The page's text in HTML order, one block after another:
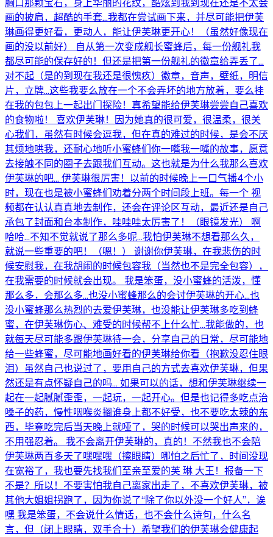
胸口那颗宝石，身上华丽的花纹，酷炫到我到现在还是不太会
画的披肩，超酷的手套…我都在尝试画下来，并尽可能把伊芙
琳画得更好看，更动人，能让伊芙琳更开心！（虽然好像现在
画的没以前好） 自从第一次变成舰长蜜蜂后，每一份舰礼我
都尽可能的保存好的！但还是把第一份舰礼的徽章给弄丢了…
对不起（是的到现在我还是很愧疚）徽章，音声，壁纸，明信
片，立牌…这些我要么放在一个不会弄坏的地方放着，要么挂
在我的包包上一起出门探险！真希望能给伊芙琳尝尝自己喜欢
的食物啦！ 喜欢伊芙琳！因为她真的很可爱，很温柔，很关
心我们，虽然有时候会逗我，但在真的难过的时候，是会不厌
其烦地哄我，还耐心地听小蜜蜂们你一嘴我一嘴的故事，愿意
去接触不同的圈子去跟我们互动。这也就是为什么我那么喜欢
伊芙琳的吧… 伊芙琳很厉害！以前的时候晚上一口气播4个小
时，现在也是被小蜜蜂们劝着分两个时间段上班。每一个 视
频都在认认真真地去制作，还会在评论区互动，最近还是自己
承包了封面和台本制作，哇哇哇太厉害了！（眼镜发光） 啊
哈哈…不知不觉就说了那么多呢…我怕伊芙琳不想看那么久，
就说一些重要的吧！（嗯！） 谢谢你伊芙琳，在我悲伤的时
候安慰我，在我胡闹的时候包容我（当然也不是完全包容），
在我需要的时候就会出现。 我是笨蛋，没小蜜蜂的活泼，懂
那么多，会那么多…也没小蜜蜂那么的会讨伊芙琳的开心…也
没小蜜蜂那么热烈的去爱伊芙琳，也没能让伊芙琳多吃到蜂
蜜，在伊芙琳伤心、难受的时候帮不上什么忙…我能做的，也
就每天尽可能多跟伊芙琳待一会，分享自己的日常，尽可能地
给一些蜂蜜，尽可能地画好看的伊芙琳给你看（抱歉没忍住眼
泪）虽然自己也说过了，要用自己的方式去喜欢伊芙琳，但果
然还是有点怀疑自己的吗… 如果可以的话，想和伊芙琳继续一
起在一起腻腻歪歪，一起玩，一起开心。但是也记得多吃点治
嗓子的药，慢性咽喉炎搁谁身上都不好受，也不要吃太辣的东
西，毕竟吃完后当天晚上就哑了，哭的时候可以哭出声来的，
不用强忍着。 我不会离开伊芙琳的，真的！不然我也不会陪
伊芙琳两百多天了嘿嘿嘿（擦眼睛）哪怕之后忙了，时间没现
在宽裕了，我也要先找我们至亲至爱的芙 琳 大王！报备一下
不是？所以！不要害怕我自己离家出走了，不喜欢伊芙琳，被
其他大姐姐拐跑了，因为你说了“除了你以外没一个好人”，诶
嘿 我是笨蛋，不会说什么情话，也不会什么诗句，什么名
言，但（闭上眼睛，双手合十）希望我们的伊芙琳会健康起